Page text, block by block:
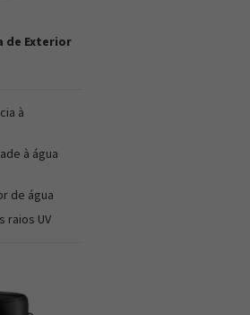
de Exterior
à
à água
de água
raios UV